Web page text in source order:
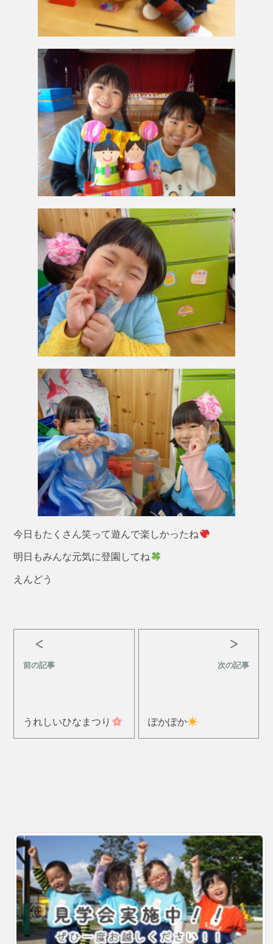
今日もたくさん笑って遊んで楽しかったね
明日もみんな元気に登園してね
えんどう
前の記事
うれしいひなまつり
次の記事
ぽかぽか